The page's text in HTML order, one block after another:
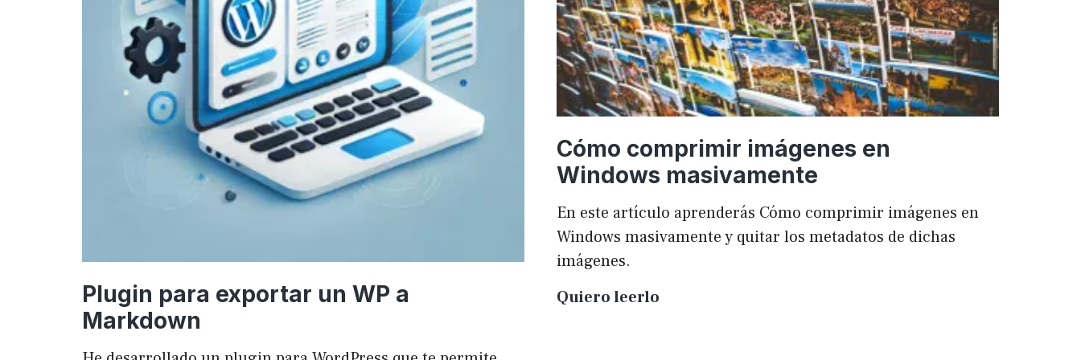
Plugin para exportar un WP a
Markdown
Cómo comprimir imágenes en
Windows masivamente
En este artículo aprenderás Cómo comprimir imágenes en
Windows masivamente y quitar los metadatos de dichas
imágenes.
Quiero leerlo